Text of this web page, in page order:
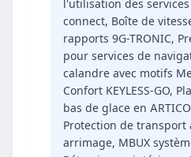
l'utilisation des
connect, Boîte de
rapports 9G-TRONIC,
pour services de
calandre avec motifs
Confort KEYLESS-GO,
bas de glace en
Protection de transport
arrimage, MBUX